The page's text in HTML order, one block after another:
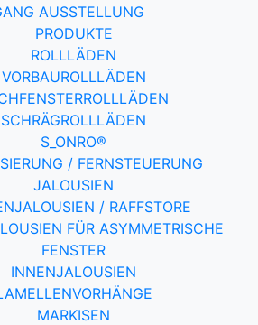
AUSSTELLUNG
PRODUKTE
ROLLLÄDEN
VORBAUROLLLÄDEN
SCHRÄGROLLLÄDEN
S_ONRO®
/ FERNSTEUERUNG
JALOUSIEN
/ RAFFSTORE
FÜR ASYMMETRISCHE F
ENSTER
INNENJALOUSIEN
MARKISEN